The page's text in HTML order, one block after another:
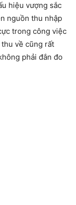
hiệu vượng sắc
nguồn thu nhập
trong công việc
về cũng rất
phải đắn đo